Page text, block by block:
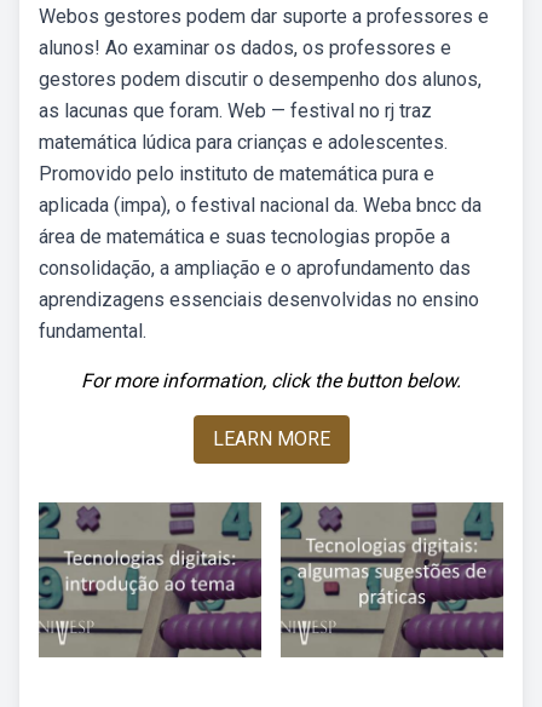
Webos gestores podem dar suporte a professores e
alunos! Ao examinar os dados, os professores e
gestores podem discutir o desempenho dos alunos,
as lacunas que foram. Web — festival no rj traz
matemática lúdica para crianças e adolescentes.
Promovido pelo instituto de matemática pura e
aplicada (impa), o festival nacional da. Weba bncc da
área de matemática e suas tecnologias propõe a
consolidação, a ampliação e o aprofundamento das
aprendizagens essenciais desenvolvidas no ensino
fundamental.
For more information, click the button below.
LEARN MORE